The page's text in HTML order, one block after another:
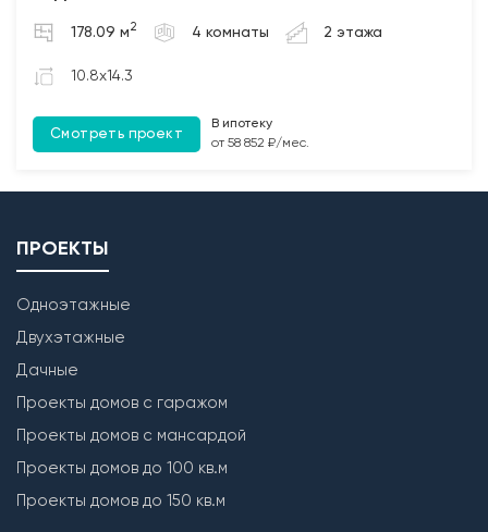
участков между плит перекрытия (при наличии);
обработкой Биозащитным составом.
Лестница
178.09 м 2 4 комнаты 2 этажа
10.8x14.3
Смотреть проект
В ипотеку
от 58 852 ₽/мес.
ПРОЕКТЫ
Одноэтажные
Двухэтажные
Дачные
Проекты домов с гаражом
Проекты домов с мансардой
Проекты домов до 100 кв.м
Проекты домов до 150 кв.м